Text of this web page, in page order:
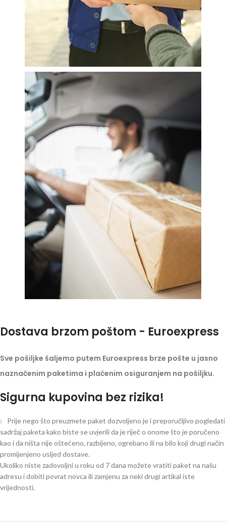
Dostava brzom poštom - Euroexpress
Sve pošiljke šaljemo putem Euroexpress brze pošte u jasno
naznačenim paketima i plaćenim osiguranjem na pošiljku.
Sigurna kupovina bez rizika!
Prije nego što preuzmete paket dozvoljeno je i preporučljivo pogledati
sadržaj paketa kako biste se uvjerili da je riječ o onome što je poručeno
kao i da ništa nije oštećeno, razbijeno, ogrebano ili na bilo koji drugi način
promijenjeno usljed dostave.
Ukoliko niste zadovoljni u roku od 7 dana možete vratiti paket na našu
adresu i dobiti povrat novca ili zamjenu za neki drugi artikal iste
vrijednosti.